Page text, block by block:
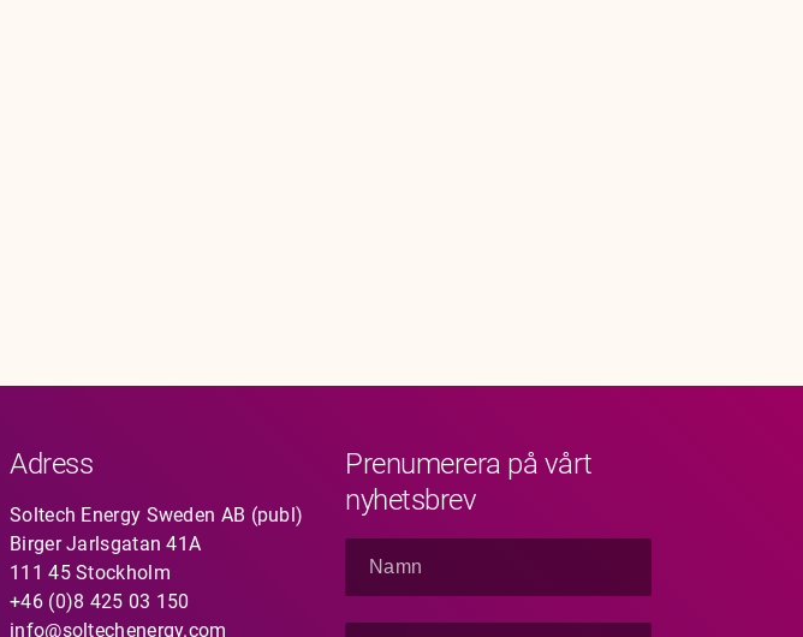
Adress
Soltech Energy Sweden AB (publ)
Birger Jarlsgatan 41A
111 45 Stockholm
+46 (0)8 425 03 150
info@soltechenergy.com
Prenumerera på vårt
nyhetsbrev